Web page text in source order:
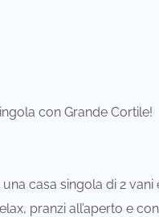
con Grande Cortile!
casa singola di 2
pranzi all’aperto e